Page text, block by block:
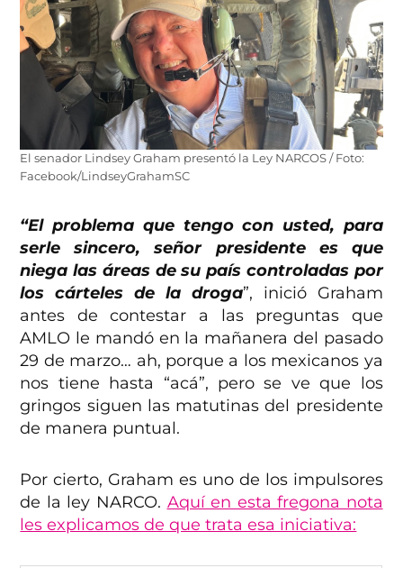
El senador Lindsey Graham presentó la Ley NARCOS / Foto:
Facebook/LindseyGrahamSC
“El problema que tengo con usted, para
serle sincero, señor presidente es que
niega las áreas de su país controladas por
los cárteles de la droga”, inició Graham
antes de contestar a las preguntas que
AMLO le mandó en la mañanera del pasado
29 de marzo… ah, porque a los mexicanos ya
nos tiene hasta “acá”, pero se ve que los
gringos siguen las matutinas del presidente
de manera puntual.
Por cierto, Graham es uno de los impulsores
de la ley NARCO. Aquí en esta fregona nota
les explicamos de que trata esa iniciativa: